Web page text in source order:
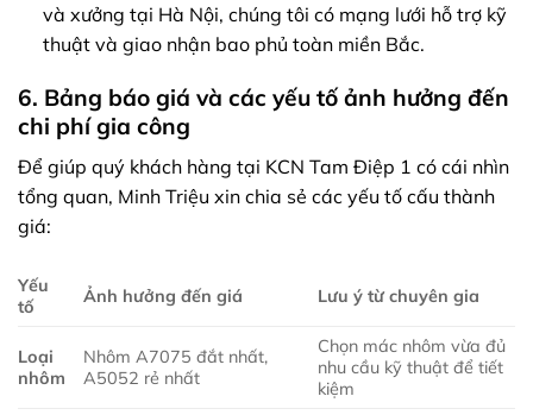
và xưởng tại Hà Nội, chúng tôi có mạng lưới hỗ trợ kỹ
thuật và giao nhận bao phủ toàn miền Bắc.
6. Bảng báo giá và các yếu tố ảnh hưởng đến
chi phí gia công
Để giúp quý khách hàng tại KCN Tam Điệp 1 có cái nhìn
tổng quan, Minh Triệu xin chia sẻ các yếu tố cấu thành
giá:
Yếu
tố
Ảnh hưởng đến giá Lưu ý từ chuyên gia
Loại
nhôm
Nhôm A7075 đắt nhất,
A5052 rẻ nhất
Chọn mác nhôm vừa đủ
nhu cầu kỹ thuật để tiết
kiệm